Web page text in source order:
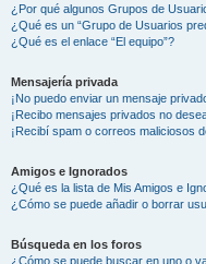
¿Por qué algunos Grupos de
¿Qué es un “Grupo de Usuarios
¿Qué es el enlace “El equipo”?
Mensajería privada
¡No puedo enviar un mensaje
¡Recibo mensajes privados no
¡Recibí spam o correos maliciosos
Amigos e Ignorados
¿Qué es la lista de Mis Amigos e
¿Cómo se puede añadir o borrar
Búsqueda en los foros
¿Cómo se puede buscar en uno o